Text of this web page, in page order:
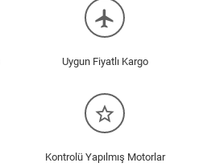
flight
Uygun Fiyatlı Kargo
star_border
Kontrolü Yapılmış Motorlar